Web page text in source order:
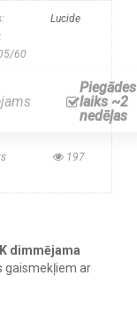
Lucide
60
Piegādes
laiks ~2
nedēļas
197
dimmējama
gaismekļiem ar